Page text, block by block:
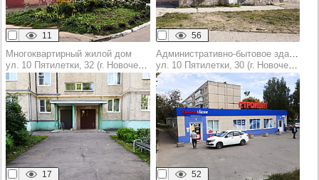
11 56
Многоквартирный жилой дом
ул. 10 Пятилетки, 32 (г. Новочебоксарск)
17
Административно-бытовое здание
ул. 10 Пятилетки, 30 (г. Новочебоксарск)
52